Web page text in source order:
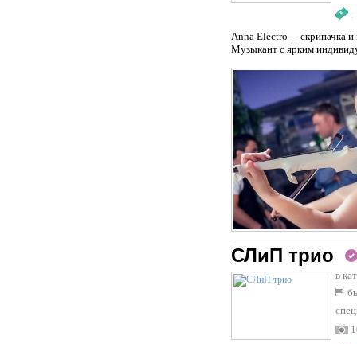
:
Anna Electro – скрипачка
Музыкант с ярким
СЛиП трио
в